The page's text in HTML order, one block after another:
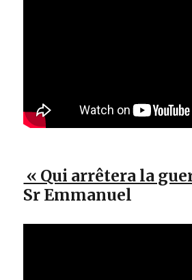
« Qui arrêtera la
Sr Emmanuel